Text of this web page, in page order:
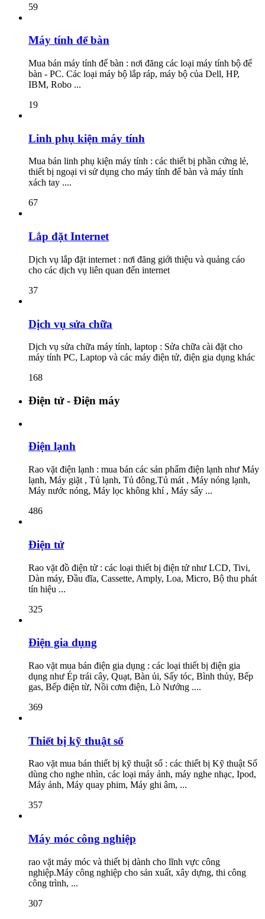
59
Máy tính để bàn
Mua bán máy tính để bàn : nơi đăng các loại máy tính bộ để
bàn - PC. Các loại máy bộ lắp ráp, máy bộ của Dell, HP,
IBM, Robo ...
19
Linh phụ kiện máy tính
Mua bán linh phụ kiện máy tính : các thiết bị phần cứng lẻ,
thiết bị ngoại vi sử dụng cho máy tính để bàn và máy tính
xách tay ....
67
Lắp đặt Internet
Dịch vụ lắp đặt internet : nơi đăng giới thiệu và quảng cáo
cho các dịch vụ liên quan đến internet
37
Dịch vụ sửa chữa
Dịch vụ sửa chữa máy tính, laptop : Sửa chữa cài đặt cho
máy tính PC, Laptop và các máy điện tử, điện gia dụng khác
168
Điện tử - Điện máy
Điện lạnh
Rao vặt điện lạnh : mua bán các sản phẩm điện lạnh như Máy
lạnh, Máy giặt , Tủ lạnh, Tủ đông,Tủ mát , Máy nóng lạnh,
Máy nước nóng, Máy lọc không khí , Máy sấy ...
486
Điện tử
Rao vặt đồ điện tử : các loại thiết bị điện tử như LCD, Tivi,
Dàn máy, Đầu đĩa, Cassette, Amply, Loa, Micro, Bộ thu phát
tín hiệu ...
325
Điện gia dụng
Rao vặt mua bán điện gia dụng : các loại thiết bị điện gia
dụng như Ép trái cây, Quạt, Bàn ủi, Sấy tóc, Bình thủy, Bếp
gas, Bếp điện từ, Nồi cơm điện, Lò Nướng ....
369
Thiết bị kỹ thuật số
Rao vặt mua bán thiết bị kỹ thuật số : các thiết bị Kỹ thuật Số
dùng cho nghe nhìn, các loại máy ảnh, máy nghe nhạc, Ipod,
Máy ảnh, Máy quay phim, Máy ghi âm, ...
357
Máy móc công nghiệp
rao vặt máy móc và thiết bị dành cho lĩnh vực công
nghiệp.Máy công nghiệp cho sản xuất, xây dựng, thi công
công trình, ...
307